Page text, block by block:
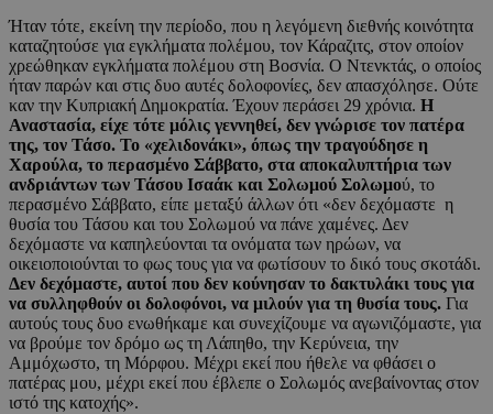
Ήταν τότε, εκείνη την περίοδο, που η λεγόμενη διεθνής κοινότητα
καταζητούσε για εγκλήματα πολέμου, τον Κάραζιτς, στον οποίον
χρεώθηκαν εγκλήματα πολέμου στη Βοσνία. Ο Ντενκτάς, ο οποίος
ήταν παρών και στις δυο αυτές δολοφονίες, δεν απασχόλησε. Ούτε
καν την Κυπριακή Δημοκρατία. Έχουν περάσει 29 χρόνια. Η
Αναστασία, είχε τότε μόλις γεννηθεί, δεν γνώρισε τον πατέρα
της, τον Τάσο. Το «χελιδονάκι», όπως την τραγούδησε η
Χαρούλα, το περασμένο Σάββατο, στα αποκαλυπτήρια των
ανδριάντων των Τάσου Ισαάκ και Σολωμού Σολωμού, το
περασμένο Σάββατο, είπε μεταξύ άλλων ότι «δεν δεχόμαστε η
θυσία του Τάσου και του Σολωμού να πάνε χαμένες. Δεν
δεχόμαστε να καπηλεύονται τα ονόματα των ηρώων, να
οικειοποιούνται το φως τους για να φωτίσουν το δικό τους σκοτάδι.
Δεν δεχόμαστε, αυτοί που δεν κούνησαν το δακτυλάκι τους για
να συλληφθούν οι δολοφόνοι, να μιλούν για τη θυσία τους. Για
αυτούς τους δυο ενωθήκαμε και συνεχίζουμε να αγωνιζόμαστε, για
να βρούμε τον δρόμο ως τη Λάπηθο, την Κερύνεια, την
Αμμόχωστο, τη Μόρφου. Μέχρι εκεί που ήθελε να φθάσει ο
πατέρας μου, μέχρι εκεί που έβλεπε ο Σολωμός ανεβαίνοντας στον
ιστό της κατοχής».